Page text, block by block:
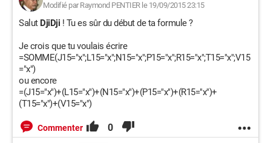
Modifié par Raymond PENTIER le 19/09/2015 23:15
Salut DjiDji ! Tu es sûr du début de ta formule ?
Je crois que tu voulais écrire
=SOMME(J15="x";L15="x";N15="x";P15="x";R15="x";T15="x";V15
="x")
ou encore
=(J15="x")+(L15="x")+(N15="x")+(P15="x")+(R15="x")+
(T15="x")+(V15="x")
Commenter 0